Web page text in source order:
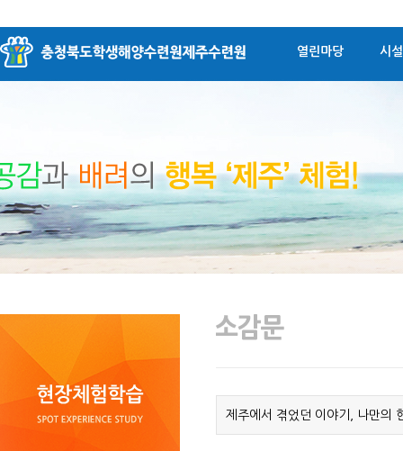
열린마당 시
제주에서 겪었던 이야기, 나만의